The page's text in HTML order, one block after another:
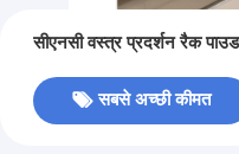
सीएनसी वस्त्र प्रदर्शन रैक
सबसे अच्छी कीमत